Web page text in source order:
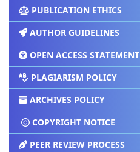
PUBLICATION ETHICS
AUTHOR GUIDELINES
OPEN ACCESS STATEMENT
PLAGIARISM POLICY
ARCHIVES POLICY
COPYRIGHT NOTICE
PEER REVIEW PROCESS